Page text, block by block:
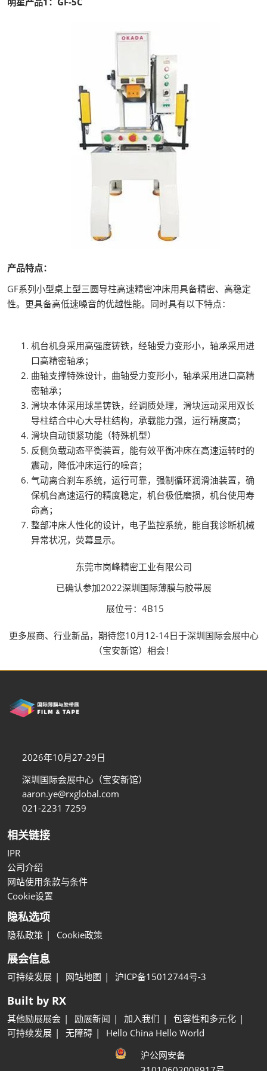
产品特点：
GF系列小型桌上型三圆导柱高速精密冲床用具备精密、高稳定
性。更具备高低速噪音的优越性能。同时具有以下特点：
机台机身采用高强度铸铁，经轴受力变形小，轴承采用进
口高精密轴承；
曲轴支撑特殊设计，曲轴受力变形小，轴承采用进口高精
密轴承；
滑块本体采用球墨铸铁，经调质处理，滑块运动采用双长
导柱结合中心大导柱结构，承载能力强，运行精度高；
滑块自动锁紧功能（特殊机型）
反侧负载动态平衡装置，能有效平衡冲床在高速运转时的
震动，降低冲床运行的噪音；
气动离合刹车系统，运行可靠，强制循环润滑油装置，确
保机台高速运行的精度稳定，机台极低磨损，机台使用寿
命高；
整部冲床人性化的设计，电子监控系统，能自我诊断机械
异常状况，荧幕显示。
东莞市岗峰精密工业有限公司
已确认参加2022深圳国际薄膜与胶带展
展位号：4B15
更多展商、行业新品，期待您10月12-14日于深圳国际会展中心
（宝安新馆）相会！
2026年10月27-29日
深圳国际会展中心（宝安新馆）
aaron.ye@rxglobal.com
021-2231 7259
相关链接
IPR
公司介绍
网站使用条款与条件
Cookie设置
隐私选项
隐私政策 Cookie政策
展会信息
可持续发展 网站地图 沪ICP备15012744号-3
Built by RX
其他励展展会 励展新闻 加入我们
包容性和多元化
可持续发展
无障碍
Hello China Hello World
沪公网安备